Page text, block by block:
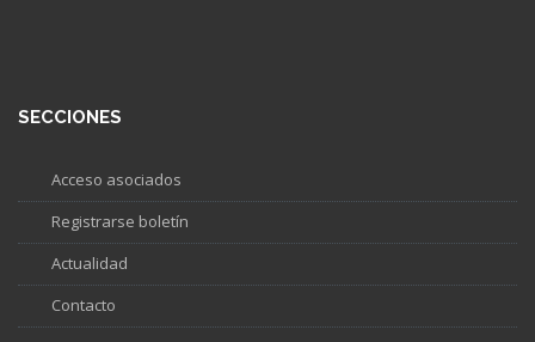
SECCIONES
Acceso asociados
Registrarse boletín
Actualidad
Contacto